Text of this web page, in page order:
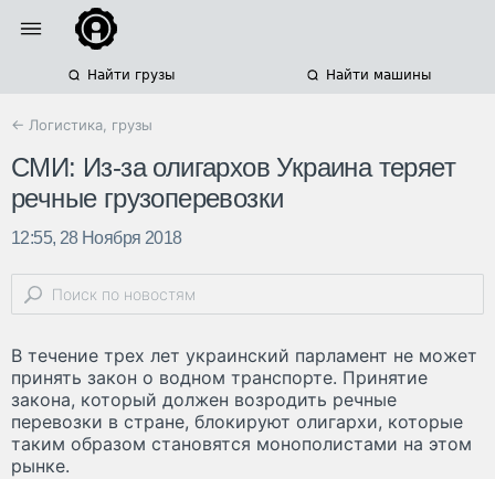
Найти грузы Найти машины
← Логистика, грузы
СМИ: Из-за олигархов Украина теряет
речные грузоперевозки
12:55, 28 Ноября 2018
В течение трех лет украинский парламент не может
принять закон о водном транспорте. Принятие
закона, который должен возродить речные
перевозки в стране, блокируют олигархи, которые
таким образом становятся монополистами на этом
рынке.